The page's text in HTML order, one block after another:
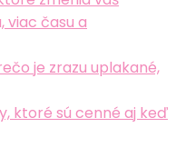
viac času a
je zrazu uplakané,
ktoré sú cenné aj keď